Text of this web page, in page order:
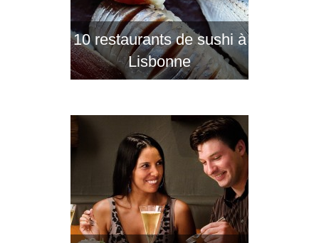
10 restaurants de sushi à
Lisbonne